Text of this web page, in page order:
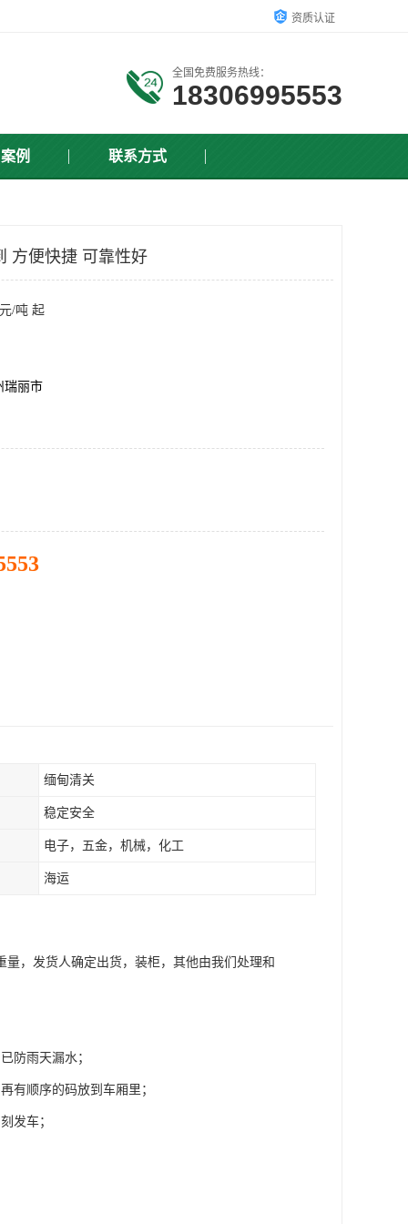
资质认证
全国免费服务热线：
18306995553
例 联系方式
方便快捷 可靠性好
/吨 起
瑞丽市
缅甸清关
稳定安全
电子，五金，机械，化工
海运
，发货人确定出货，装柜，其他由我们处理和
防雨天漏水；
有顺序的码放到车厢里；
发车；